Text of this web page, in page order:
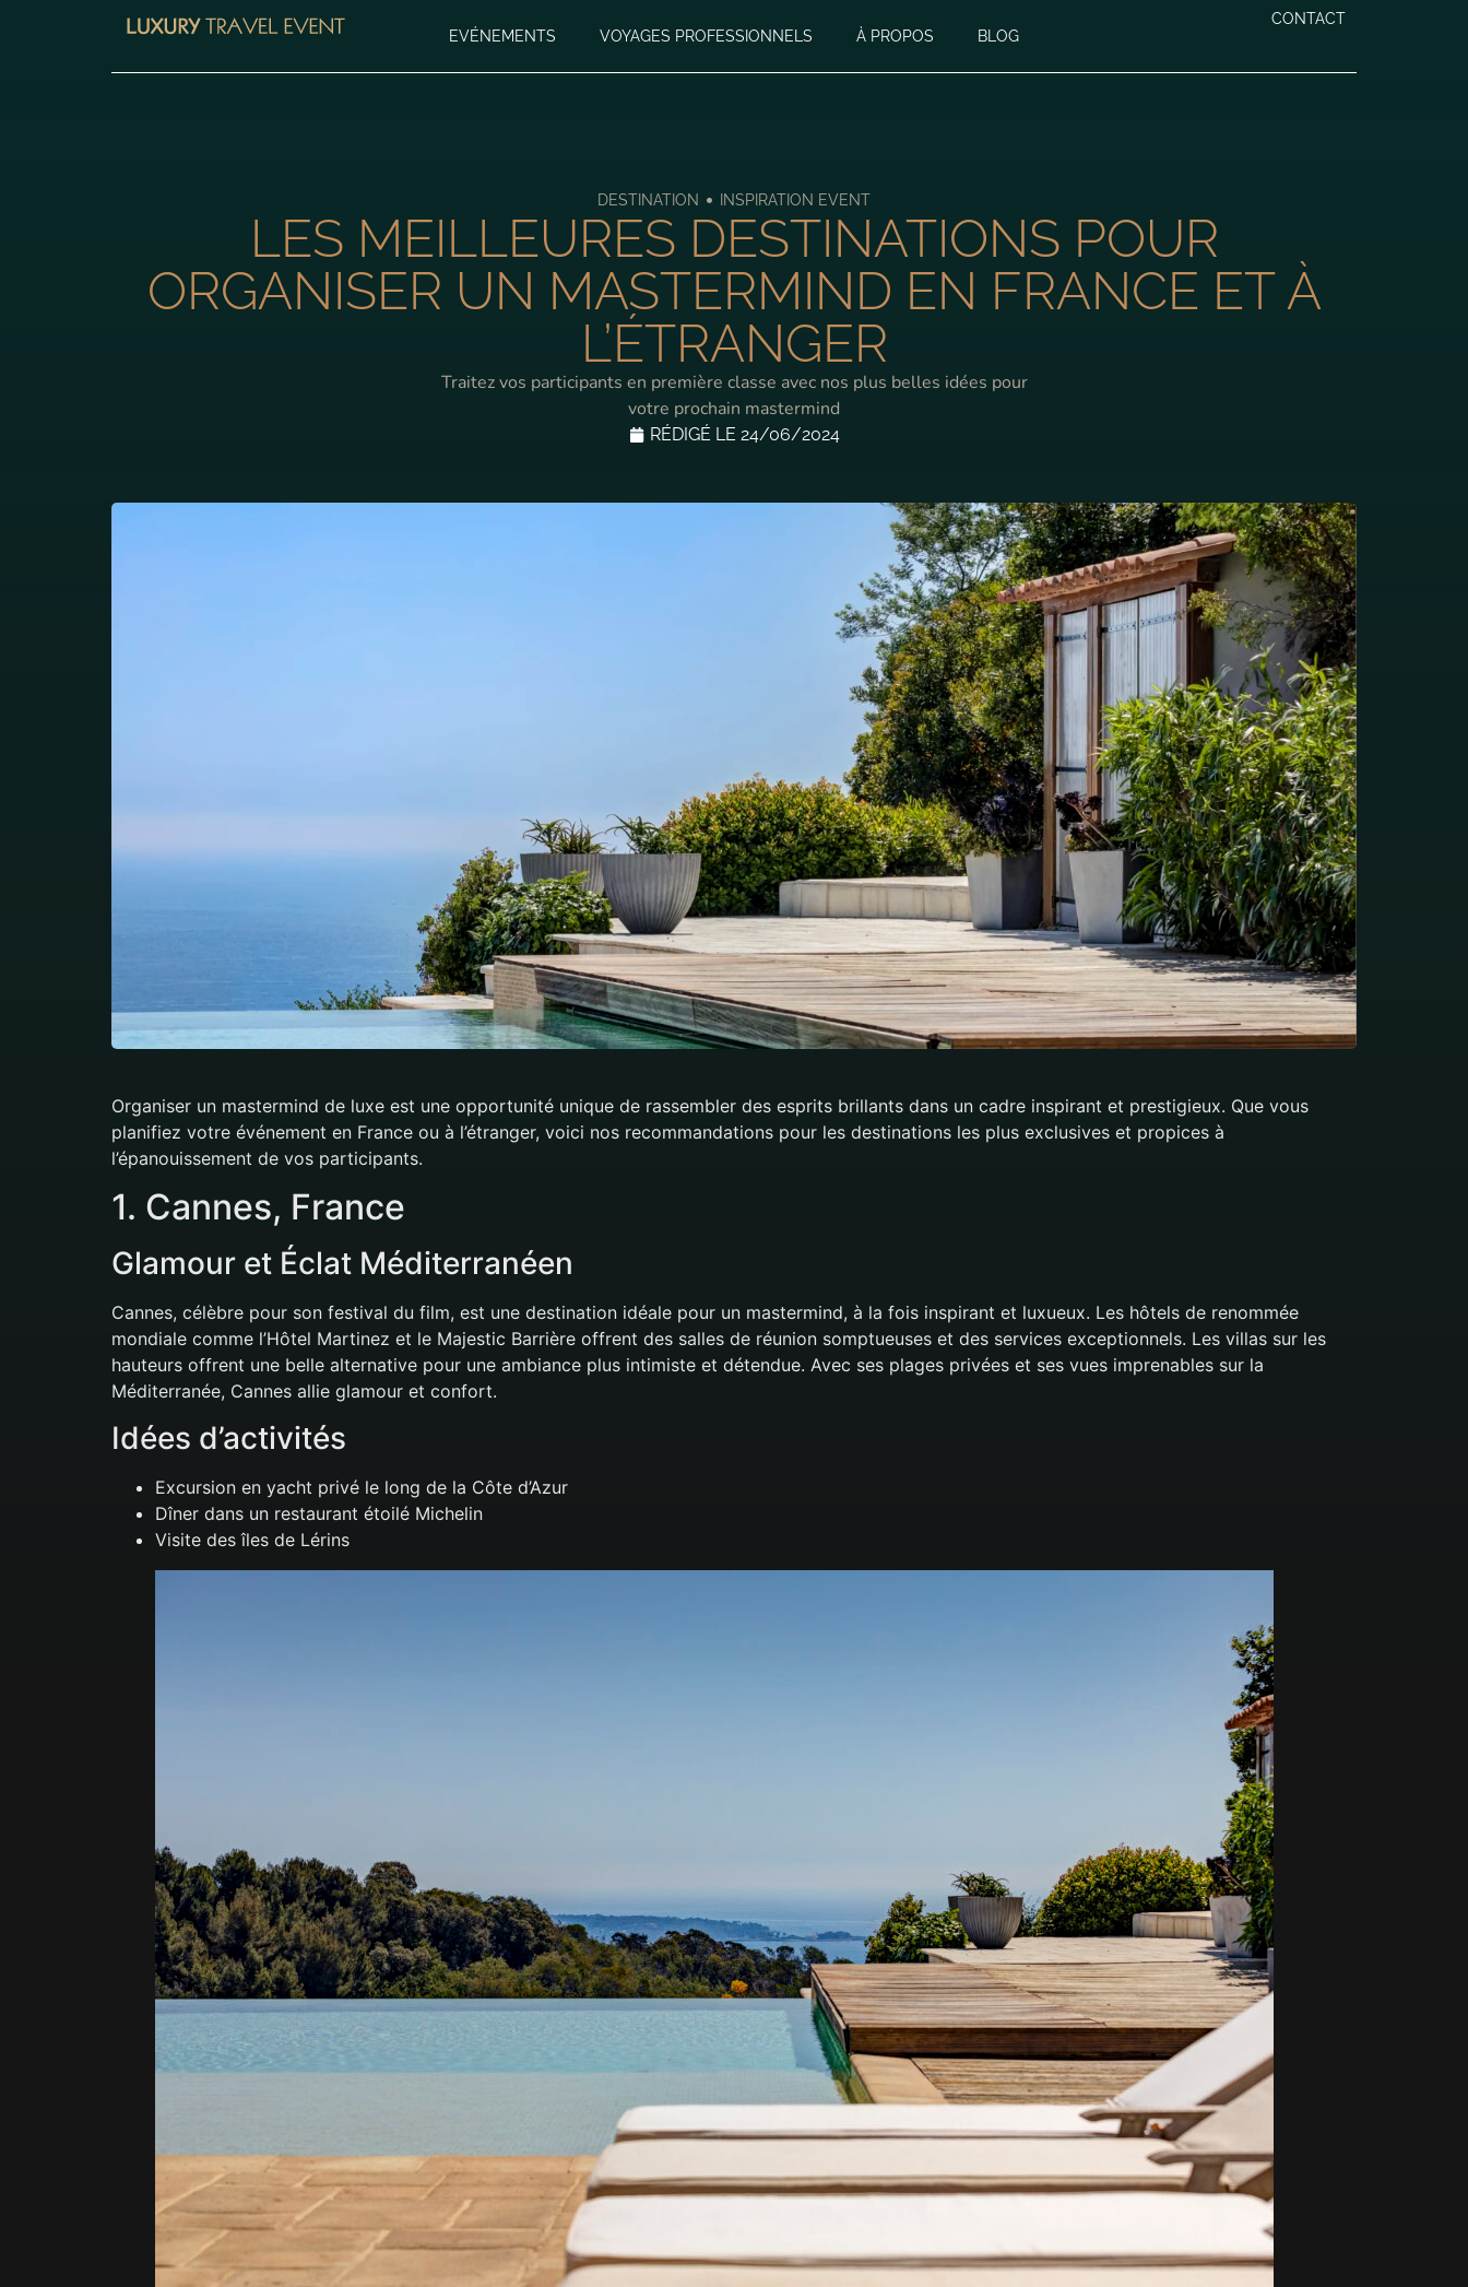
EVÉNEMENTS VOYAGES PROFESSIONNELS À PROPOS BLOG
CONTACT
DESTINATION • INSPIRATION EVENT
LES MEILLEURES DESTINATIONS POUR
ORGANISER UN MASTERMIND EN FRANCE ET À
L’ÉTRANGER
Traitez vos participants en première classe avec nos plus belles idées pour
votre prochain mastermind
RÉDIGÉ LE 24/06/2024
Organiser un mastermind de luxe est une opportunité unique de rassembler des esprits brillants dans un cadre inspirant et prestigieux. Que vous
planifiez votre événement en France ou à l’étranger, voici nos recommandations pour les destinations les plus exclusives et propices à
l’épanouissement de vos participants.
1. Cannes, France
Glamour et Éclat Méditerranéen
Cannes, célèbre pour son festival du film, est une destination idéale pour un mastermind, à la fois inspirant et luxueux. Les hôtels de renommée
mondiale comme l’Hôtel Martinez et le Majestic Barrière offrent des salles de réunion somptueuses et des services exceptionnels. Les villas sur les
hauteurs offrent une belle alternative pour une ambiance plus intimiste et détendue. Avec ses plages privées et ses vues imprenables sur la
Méditerranée, Cannes allie glamour et confort.
Idées d’activités
Excursion en yacht privé le long de la Côte d’Azur
Dîner dans un restaurant étoilé Michelin
Visite des îles de Lérins